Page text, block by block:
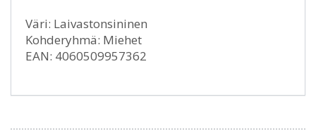
Väri: Laivastonsininen
Kohderyhmä: Miehet
EAN: 4060509957362